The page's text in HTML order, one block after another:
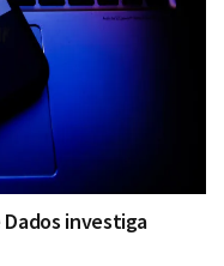
investiga